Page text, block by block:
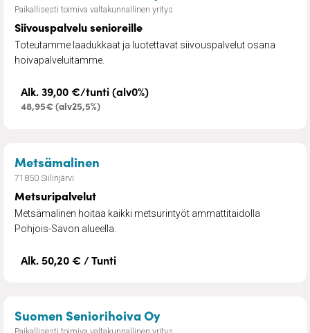
Paikallisesti toimiva valtakunnallinen yritys
Siivouspalvelu senioreille
Toteutamme laadukkaat ja luotettavat siivouspalvelut osana
hoivapalveluitamme.
Alk. 39,00 €/tunti (alv0%)
48,95€ (alv25,5%)
Metsämalinen
71850 Siilinjärvi
Metsuripalvelut
Metsämalinen hoitaa kaikki metsurintyöt ammattitaidolla
Pohjois-Savon alueella.
Alk. 50,20 € / Tunti
Suomen Seniorihoiva Oy– Kiireetön kotihoito